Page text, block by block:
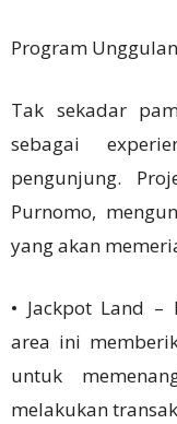
Program
Tak sekadar
sebagai
pengunjung.
Purnomo,
yang akan
• Jackpot Land
area ini
untuk
melakukan